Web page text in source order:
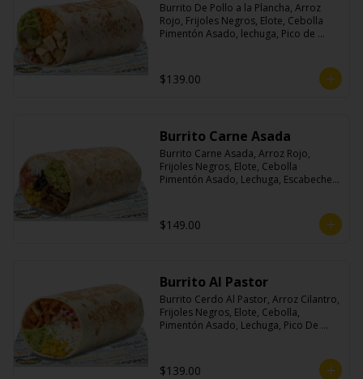
Burrito De Pollo a la Plancha, Arroz
Rojo, Frijoles Negros, Elote, Cebolla
Pimentón Asado, lechuga, Pico de
$139.00
Burrito Carne Asada
Burrito Carne Asada, Arroz Rojo,
Frijoles Negros, Elote, Cebolla
Pimentón Asado, Lechuga, Escabeche
$149.00
Burrito Al Pastor
Burrito Cerdo Al Pastor, Arroz Cilantro,
Frijoles Negros, Elote, Cebolla,
Pimentón Asado, Lechuga, Pico De
$139.00